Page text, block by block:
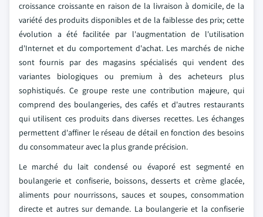
croissance croissante en raison de la livraison à domicile, de la
variété des produits disponibles et de la faiblesse des prix; cette
évolution a été facilitée par l'augmentation de l'utilisation
d'Internet et du comportement d'achat. Les marchés de niche
sont fournis par des magasins spécialisés qui vendent des
variantes biologiques ou premium à des acheteurs plus
sophistiqués. Ce groupe reste une contribution majeure, qui
comprend des boulangeries, des cafés et d'autres restaurants
qui utilisent ces produits dans diverses recettes. Les échanges
permettent d'affiner le réseau de détail en fonction des besoins
du consommateur avec la plus grande précision.
Le marché du lait condensé ou évaporé est segmenté en
boulangerie et confiserie, boissons, desserts et crème glacée,
aliments pour nourrissons, sauces et soupes, consommation
directe et autres sur demande. La boulangerie et la confiserie